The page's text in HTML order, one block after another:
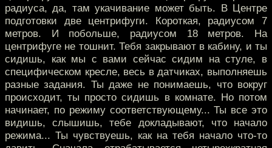
радиуса, да, там укачивание может быть. В Центре
подготовки две центрифуги. Короткая, радиусом 7
метров. И побольше, радиусом 18 метров. На
центрифуге не тошнит. Тебя закрывают в кабину, и ты
сидишь, как мы с вами сейчас сидим на стуле, в
специфическом кресле, весь в датчиках, выполняешь
разные задания. Ты даже не понимаешь, что вокруг
происходит, ты просто сидишь в комнате. Но потом
начинает, по режиму соответствующему... Ты все это
видишь, слышишь, тебе докладывают, что начало
режима... Ты чувствуешь, как на тебя начало что-то